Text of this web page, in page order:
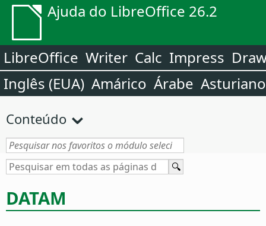
Ajuda do LibreOffice 26.2
LibreOffice Writer Calc Impress
Inglês (EUA) Amárico Árabe Asturiano
Conteúdo
DATAM